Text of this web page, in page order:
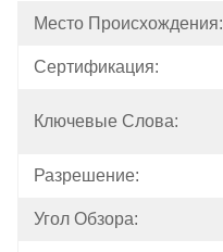
Место Происхождения:
Сертификация:
Ключевые Слова:
Разрешение:
Угол Обзора: